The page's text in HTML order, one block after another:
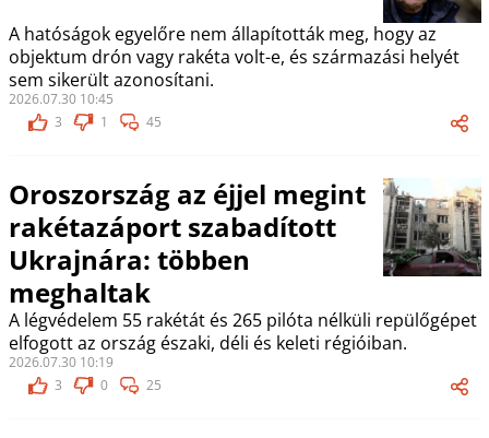
A hatóságok egyelőre nem állapították meg, hogy az
objektum drón vagy rakéta volt-e, és származási helyét
sem sikerült azonosítani.
2026.07.30 10:45
3
1 45
Oroszország az éjjel megint
rakétazáport szabadított
Ukrajnára: többen
meghaltak
A légvédelem 55 rakétát és 265 pilóta nélküli repülőgépet
elfogott az ország északi, déli és keleti régióiban.
2026.07.30 10:19
3
0 25